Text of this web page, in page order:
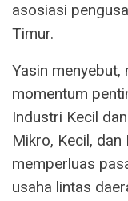
asosiasi
Timur.
Yasin menyebut,
momentum
Industri Kecil
Mikro, Kecil,
memperluas
usaha lintas